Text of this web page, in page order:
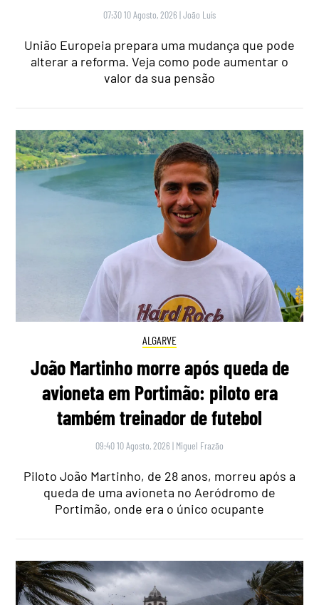
07:30 10 Agosto, 2026 |João Luís
União Europeia prepara uma mudança que pode
alterar a reforma. Veja como pode aumentar o
valor da sua pensão
ALGARVE
João Martinho morre após queda de
avioneta em Portimão: piloto era
também treinador de futebol
09:40 10 Agosto, 2026 | Miguel Frazão
Piloto João Martinho, de 28 anos, morreu após a
queda de uma avioneta no Aeródromo de
Portimão, onde era o único ocupante